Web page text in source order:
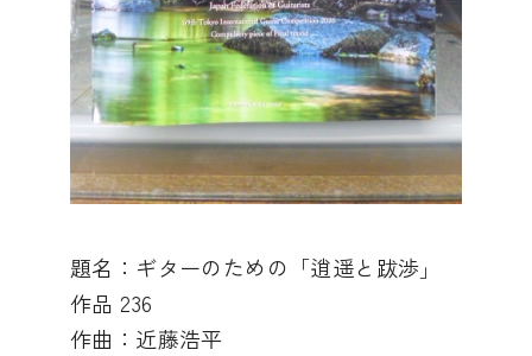
題名：ギターのための「逍遥と跋渉」
作品 236
作曲：近藤浩平